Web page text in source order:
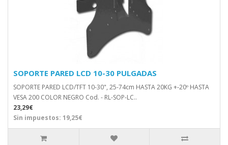
SOPORTE PARED LCD 10-30 PULGADAS
SOPORTE PARED LCD/TFT 10-30", 25-74cm HASTA 20KG +-20º HASTA
VESA 200 COLOR NEGRO Cod. - RL-SOP-LC..
23,29€
Sin impuestos: 19,25€